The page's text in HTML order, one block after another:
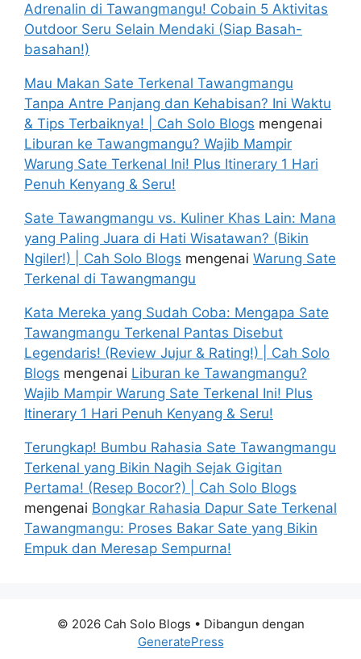
Adrenalin di Tawangmangu! Cobain 5 Aktivitas
Outdoor Seru Selain Mendaki (Siap Basah-
basahan!)
Mau Makan Sate Terkenal Tawangmangu
Tanpa Antre Panjang dan Kehabisan? Ini Waktu
& Tips Terbaiknya! | Cah Solo Blogs mengenai
Liburan ke Tawangmangu? Wajib Mampir
Warung Sate Terkenal Ini! Plus Itinerary 1 Hari
Penuh Kenyang & Seru!
Sate Tawangmangu vs. Kuliner Khas Lain: Mana
yang Paling Juara di Hati Wisatawan? (Bikin
Ngiler!) | Cah Solo Blogs mengenai Warung Sate
Terkenal di Tawangmangu
Kata Mereka yang Sudah Coba: Mengapa Sate
Tawangmangu Terkenal Pantas Disebut
Legendaris! (Review Jujur & Rating!) | Cah Solo
Blogs mengenai Liburan ke Tawangmangu?
Wajib Mampir Warung Sate Terkenal Ini! Plus
Itinerary 1 Hari Penuh Kenyang & Seru!
Terungkap! Bumbu Rahasia Sate Tawangmangu
Terkenal yang Bikin Nagih Sejak Gigitan
Pertama! (Resep Bocor?) | Cah Solo Blogs
mengenai Bongkar Rahasia Dapur Sate Terkenal
Tawangmangu: Proses Bakar Sate yang Bikin
Empuk dan Meresap Sempurna!
© 2026 Cah Solo Blogs • Dibangun dengan
GeneratePress